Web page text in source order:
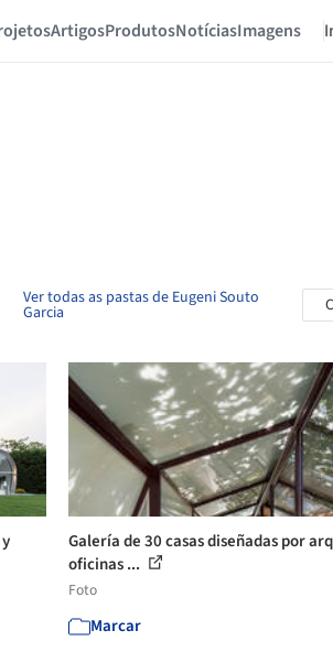
ArtigosProdutosNotíciasImagens
Ver todas as pastas de Eugeni Souto
Garcia
Galería de 30 casas diseñadas por
oficinas ...
Foto
Marcar